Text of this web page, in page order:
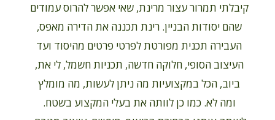
קיבלתי תמרור עצור מרינת, שאי אפשר להרוס עמודים
שהם יסודות הבניין. רינת תכננה את הדירה מאפס,
העבירה תכנית מפורטת לפרטי פרטים מהיסוד ועד
העיצוב הסופי, חלוקה חדשה, תכניות חשמל, לי את,
ביוב, הכל במקצועיות מה ניתן לעשות, מה מומלץ
ומה לא. כמו כן לוותה את בעלי המקצוע בשטח.